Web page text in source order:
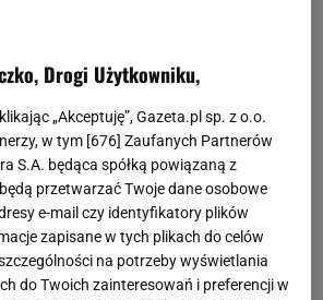
"Shreka". Dopasujesz cytat do
CYTATY
Drogi Użytkowniku,
„Akceptuję”, Gazeta.pl sp. z o.o.
w tym [676] Zaufanych Partnerów
S.A. będąca spółką powiązaną z
przetwarzać Twoje dane osobowe
e-mail czy identyfikatory plików
zapisane w tych plikach do celów
na potrzeby wyświetlania
do Twoich zainteresowań i preferencji w